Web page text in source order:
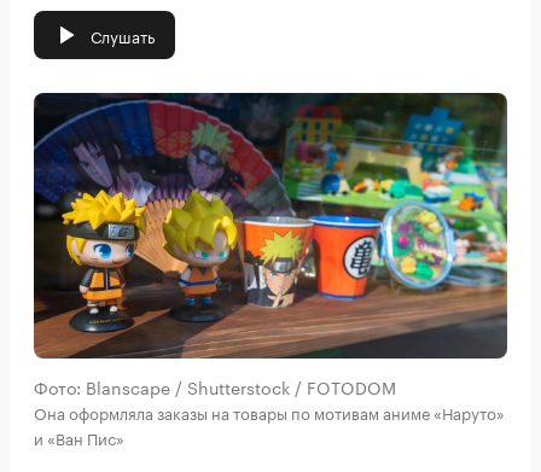
Слушать
Фото: Blanscape / Shutterstock / FOTODOM
Она оформляла заказы на товары по мотивам аниме «Наруто»
и «Ван Пис»